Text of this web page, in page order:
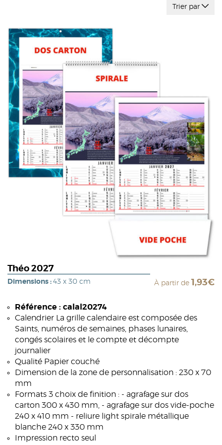
Trier par
Théo 2027
Dimensions : 43 x 30 cm À partir de 1,93€
Référence : calal20274
Calendrier La grille calendaire est composée des
Saints, numéros de semaines, phases lunaires,
congés scolaires et le compte et décompte
journalier
Qualité Papier couché
Dimension de la zone de personnalisation : 230 x 70
mm
Formats 3 choix de finition : - agrafage sur dos
carton 300 x 430 mm, - agrafage sur dos vide-poche
240 x 410 mm - reliure light spirale métallique
blanche 240 x 330 mm
Impression recto seul